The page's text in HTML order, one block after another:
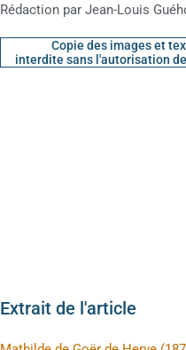
Rédaction par Jean-Louis
Copie des images et
interdite sans l'autorisation
Extrait de l'article